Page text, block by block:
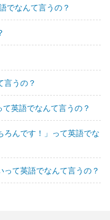
でなんて言うの？
言うの？
英語でなんて言うの？
ろんです！」って英語でな
て英語でなんて言うの？